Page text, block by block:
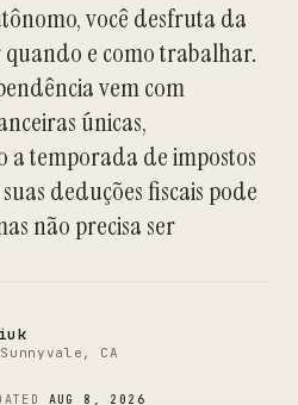
você desfruta da
e como trabalhar.
vem com
únicas,
a temporada de impostos
deduções fiscais pode
não precisa ser
CA
AUG 8, 2026